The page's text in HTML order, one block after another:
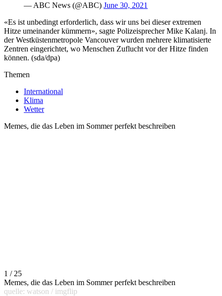
— ABC News (@ABC) June 30, 2021
«Es ist unbedingt erforderlich, dass wir uns bei dieser extremen
Hitze umeinander kümmern», sagte Polizeisprecher Mike Kalanj. In
der Westküstenmetropole Vancouver wurden mehrere klimatisierte
Zentren eingerichtet, wo Menschen Zuflucht vor der Hitze finden
können. (sda/dpa)
Themen
International
Klima
Wetter
Memes, die das Leben im Sommer perfekt beschreiben
1 / 25
Memes, die das Leben im Sommer perfekt beschreiben
quelle: watson / imgflip